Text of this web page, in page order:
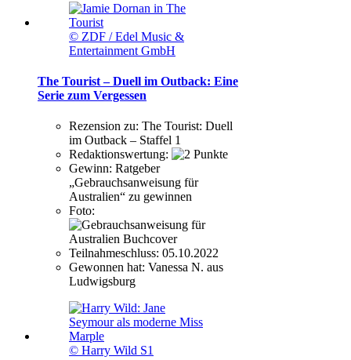
© ZDF / Edel Music &
Entertainment GmbH
The Tourist – Duell im Outback: Eine
Serie zum Vergessen
Rezension zu: The Tourist: Duell
im Outback – Staffel 1
Redaktionswertung:
Gewinn: Ratgeber
„Gebrauchsanweisung für
Australien“ zu gewinnen
Foto:
Teilnahmeschluss: 05.10.2022
Gewonnen hat: Vanessa N. aus
Ludwigsburg
© Harry Wild S1